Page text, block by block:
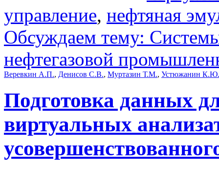
управление, нефтяная
Обсуждаем тему:
нефтегазовой
Веревкин А.П., Денисов С.В., Муртазин Т.М., Устюжанин К.Ю.
Подготовка данных
виртуальных